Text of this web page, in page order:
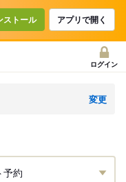
ストール アプリで開く
ログイン
変更
予約